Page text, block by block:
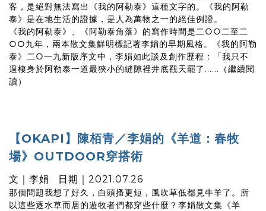
客，是絕對無法寫出《我的阿勒泰》這種文字的。《我的阿勒
泰》是在地生活的證據，是人為萬物之一的絕佳例證。
《我的阿勒泰》、《阿勒泰角落》的寫作時間是二○○二至二
○○九年，兩本散文集鮮明標記著李娟的早期風格。《我的阿勒
泰》二○一九新版序文中，李娟如此談及創作歷程：「我只不
過棲身於阿勒泰一道最狹小的縫隙裡井底觀天罷了......（繼續閱
讀）
【OKAPI】陳栢青／李娟的《羊道：春牧
場》OUTDOOR穿搭術
文｜李娟 日期｜2021.07.26
那個問題我想了好久，白頭搔更短，風吹草低都見牛羊了。所
以這些逐水草而居的遊牧者們都穿些什麼？李娟散文集《羊